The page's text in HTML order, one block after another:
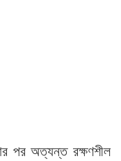
পর অত্যন্ত রক্ষণশীল